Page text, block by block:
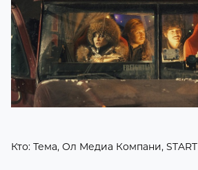
Кто: Тема, Ол Медиа Компани, START